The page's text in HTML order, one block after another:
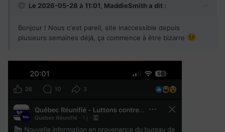
Le 2026-05-28 à 11:01, MaddieSmith a dit :
Bonjour ! Nous c'est pareil, site inaccessible depuis
plusieurs semaines déjà, ça commence à être bizarre